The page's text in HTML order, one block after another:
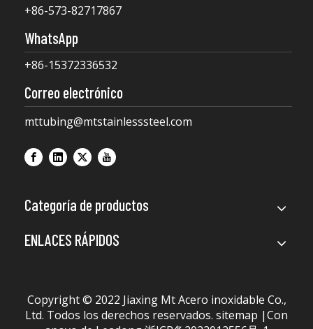
+86-573-82717867
WhatsApp
+86-15372336532
Correo electrónico
mttubing@mtstainlesssteel.com
Categoría de productos
ENLACES RÁPIDOS
Copyright © 2022 Jiaxing Mt Acero inoxidable Co.,
Ltd. Todos los derechos reservados. sitemap |Con